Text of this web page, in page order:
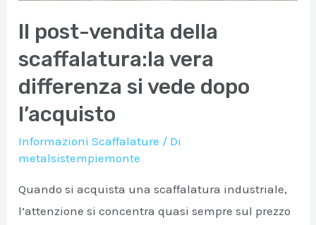
Il post-vendita della
scaffalatura:la vera
differenza si vede dopo
l’acquisto
Informazioni Scaffalature / Di
metalsistempiemonte
Quando si acquista una scaffalatura industriale,
l’attenzione si concentra quasi sempre sul prezzo